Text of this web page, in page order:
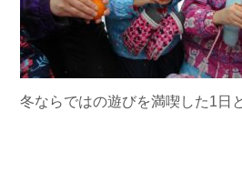
冬ならではの遊びを満喫した1日